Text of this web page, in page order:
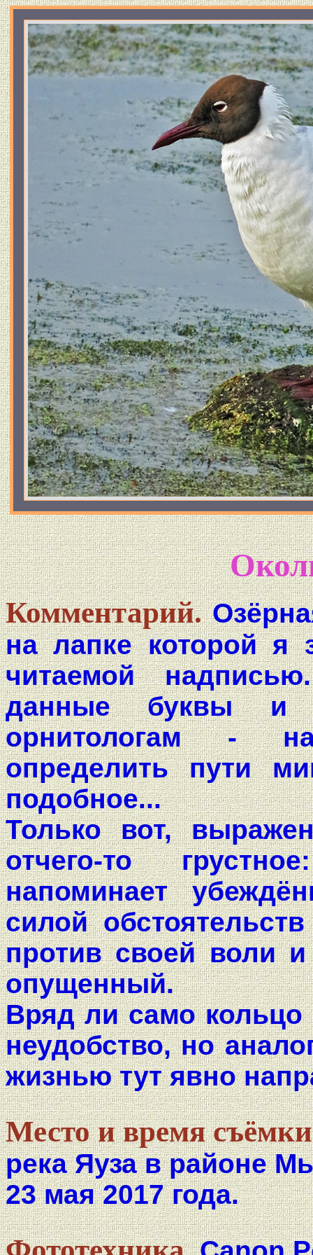
Комментарий.
на лапке которой я
читаемой
данные буквы и
орнитологам -
определить пути
подобное...
Только вот,
отчего-то
напоминает
силой
против своей воли
опущенный.
Вряд ли само кольцо
неудобство, но
жизнью тут явно
Место и время
река Яуза в районе
23 мая 2017 года.